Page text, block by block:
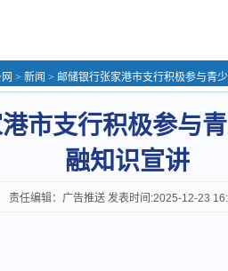
> 新闻 > 邮储银行张家港市支行积极参与青少年实
市支行积极参与
融知识宣讲
任编辑：广告推送 发表时间:2025-12-23